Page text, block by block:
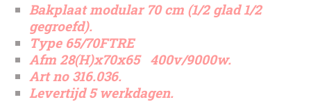
Bakplaat modular 70 cm (1/2 glad 1/2
gegroefd).
Type 65/70FTRE
Afm 28(H)x70x65 400v/9000w.
Art no 316.036.
Levertijd 5 werkdagen.